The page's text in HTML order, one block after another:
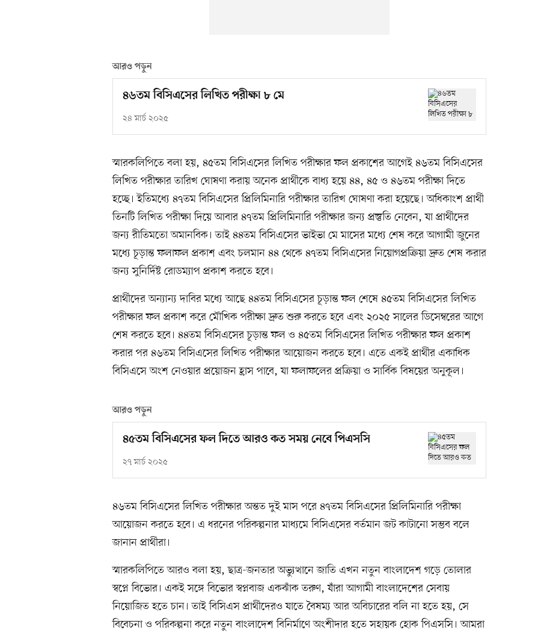
আরও পড়ুন
৪৬তম বিসিএসের লিখিত পরীক্ষা ৮ মে
২৪ মার্চ ২০২৫
স্মারকলিপিতে বলা হয়, ৪৫তম বিসিএসের লিখিত পরীক্ষার ফল প্রকাশের আগেই ৪৬তম বিসিএসের
লিখিত পরীক্ষার তারিখ ঘোষণা করায় অনেক প্রার্থীকে বাধ্য হয়ে ৪৪, ৪৫ ও ৪৬তম পরীক্ষা দিতে
হচ্ছে। ইতিমধ্যে ৪৭তম বিসিএসের প্রিলিমিনারি পরীক্ষার তারিখ ঘোষণা করা হয়েছে। অধিকাংশ প্রার্থী
তিনটি লিখিত পরীক্ষা দিয়ে আবার ৪৭তম প্রিলিমিনারি পরীক্ষার জন্য প্রস্তুতি নেবেন, যা প্রার্থীদের
জন্য রীতিমতো অমানবিক। তাই ৪৪তম বিসিএসের ভাইভা মে মাসের মধ্যে শেষ করে আগামী জুনের
মধ্যে চূড়ান্ত ফলাফল প্রকাশ এবং চলমান ৪৪ থেকে ৪৭তম বিসিএসের নিয়োগপ্রক্রিয়া দ্রুত শেষ করার
জন্য সুনির্দিষ্ট রোডম্যাপ প্রকাশ করতে হবে।
প্রার্থীদের অন্যান্য দাবির মধ্যে আছে ৪৪তম বিসিএসের চূড়ান্ত ফল শেষে ৪৫তম বিসিএসের লিখিত
পরীক্ষার ফল প্রকাশ করে মৌখিক পরীক্ষা দ্রুত শুরু করতে হবে এবং ২০২৫ সালের ডিসেম্বরের আগে
শেষ করতে হবে। ৪৪তম বিসিএসের চূড়ান্ত ফল ও ৪৫তম বিসিএসের লিখিত পরীক্ষার ফল প্রকাশ
করার পর ৪৬তম বিসিএসের লিখিত পরীক্ষার আয়োজন করতে হবে। এতে একই প্রার্থীর একাধিক
বিসিএসে অংশ নেওয়ার প্রয়োজন হ্রাস পাবে, যা ফলাফলের প্রক্রিয়া ও সার্বিক বিষয়ের অনুকূল।
আরও পড়ুন
৪৫তম বিসিএসের ফল দিতে আরও কত সময় নেবে পিএসসি
২৭ মার্চ ২০২৫
৪৬তম বিসিএসের লিখিত পরীক্ষার অন্তত দুই মাস পরে ৪৭তম বিসিএসের প্রিলিমিনারি পরীক্ষা
আয়োজন করতে হবে। এ ধরনের পরিকল্পনার মাধ্যমে বিসিএসের বর্তমান জট কাটানো সম্ভব বলে
জানান প্রার্থীরা।
স্মারকলিপিতে আরও বলা হয়, ছাত্র-জনতার অভ্যুত্থানে জাতি এখন নতুন বাংলাদেশ গড়ে তোলার
স্বপ্নে বিভোর। একই সঙ্গে বিভোর স্বপ্নবাজ একঝাঁক তরুণ, যাঁরা আগামী বাংলাদেশের সেবায়
নিয়োজিত হতে চান। তাই বিসিএস প্রার্থীদেরও যাতে বৈষম্য আর অবিচারের বলি না হতে হয়, সে
বিবেচনা ও পরিকল্পনা করে নতুন বাংলাদেশ বিনির্মাণে অংশীদার হতে সহায়ক হোক পিএসসি। আমরা